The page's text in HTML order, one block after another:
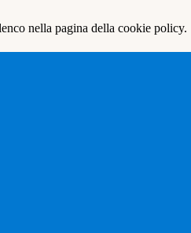
nella pagina della cookie policy.